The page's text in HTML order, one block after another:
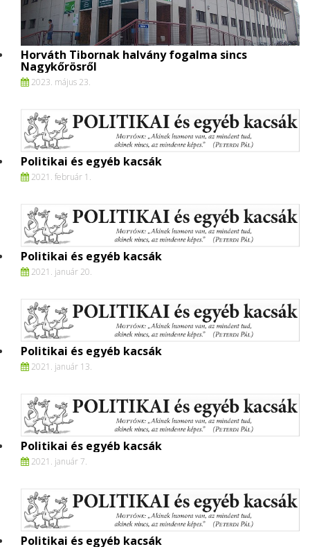
Horváth Tibornak halvány fogalma sincs
Nagykőrösről
2023. május 23.
Politikai és egyéb kacsák
2021. február 1.
Politikai és egyéb kacsák
2021. január 20.
Politikai és egyéb kacsák
2021. január 13.
Politikai és egyéb kacsák
2021. január 7.
Politikai és egyéb kacsák